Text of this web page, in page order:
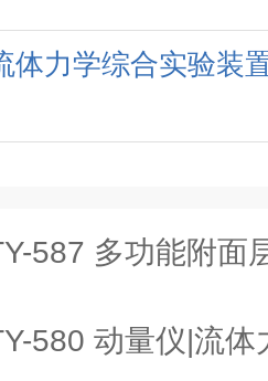
体力学综合实验装
587 多功能附面层实
580 动量仪|流体